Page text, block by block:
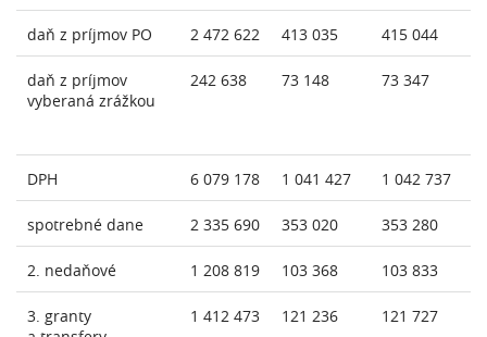
daň z príjmov PO 2 472 622 413 035 415 044
daň z príjmov
vyberaná zrážkou
242 638 73 148 73 347
DPH 6 079 178 1 041 427 1 042 737
spotrebné dane 2 335 690 353 020 353 280
2. nedaňové 1 208 819 103 368 103 833
3. granty
1 412 473 121 236 121 727